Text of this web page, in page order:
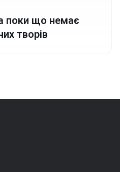
поки що немає
творів